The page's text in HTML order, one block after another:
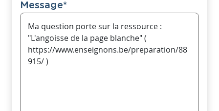
Message*